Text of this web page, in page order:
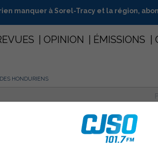
manquer à Sorel-Tracy et la région,
OPINION ÉMISSIONS
HONDURIENS
des Honduriens